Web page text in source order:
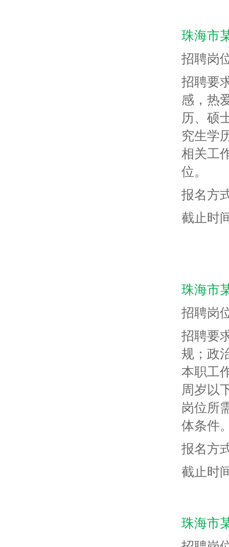
珠海市
招聘岗
招聘要
感，热
历、硕
究生学
相关工
位。
报名方
截止时
珠海市
招聘岗
招聘要
规；政
本职工
周岁以
岗位所
体条件
报名方
截止时
珠海市